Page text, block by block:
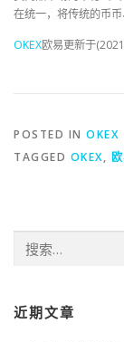
在统一，将传统的币
OKEX欧易更新于
POSTED IN OKEX
TAGGED OKEX,
索：
近期文章